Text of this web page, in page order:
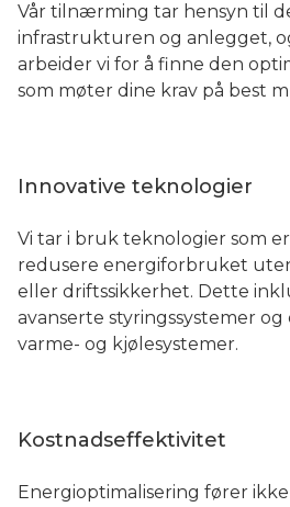
Vår tilnærming tar hensyn til
infrastrukturen og anlegget,
arbeider vi for å finne den
som møter dine krav på best
Innovative teknologier
Vi tar i bruk teknologier som
redusere energiforbruket
eller driftssikkerhet. Dette
avanserte styringssystemer
varme- og kjølesystemer.
Kostnadseffektivitet
Energioptimalisering fører ikke